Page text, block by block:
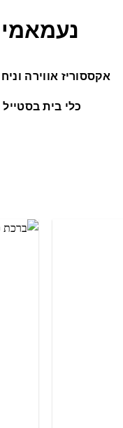
אקססוריז אווירה
כלי בית בסטייל